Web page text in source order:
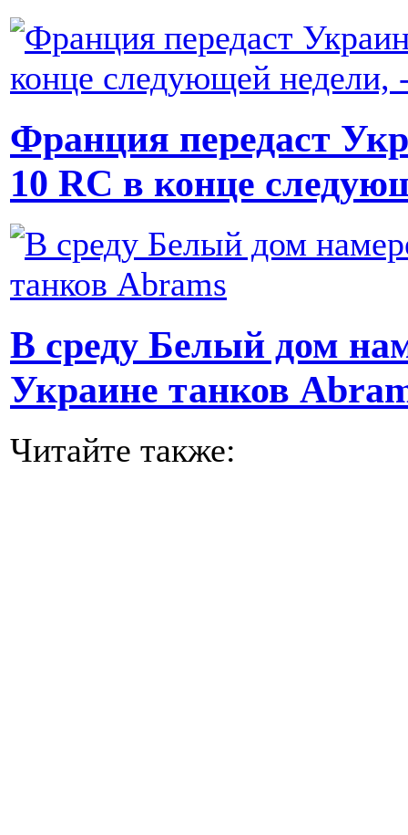
Франция передаст
10 RC в конце
В среду Белый дом
Украине танков
Читайте также: